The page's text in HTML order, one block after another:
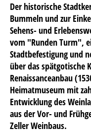
Der historische
Bummeln und zur
Sehens- und
vom "Runden Turm",
Stadtbefestigung und
über das spätgotische
Renaissanceanbau
Heimatmuseum mit
Entwicklung des
aus der Vor- und
Zeller Weinbaus.